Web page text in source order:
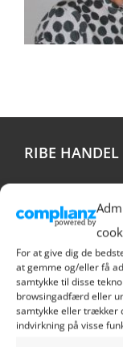
For at give dig de
at gemme og/eller få
samtykke til disse
browsingadfærd eller
samtykke eller trækker
indvirkning på visse
RIBE HANDEL
6760 Ribe
Tlf. 9390 1021
Cvr.nr.: 28480628